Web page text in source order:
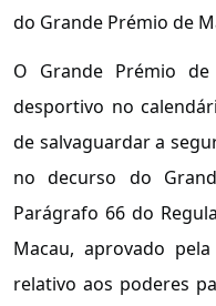
do Grande Prémio de
O Grande Prémio
desportivo no
de salvaguardar a
no decurso do
Parágrafo 66 do
Macau, aprovado
relativo aos poderes